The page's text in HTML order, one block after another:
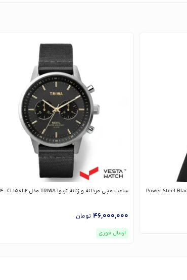
ساعت مچی مردانه و زنانه تریوا TRIWA مدل NEST114-CL150112
46,000,000 تومان
ارسال فوری